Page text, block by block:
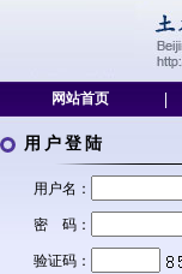
网站首页
用户登陆
用户名：
密 码：
验证码：